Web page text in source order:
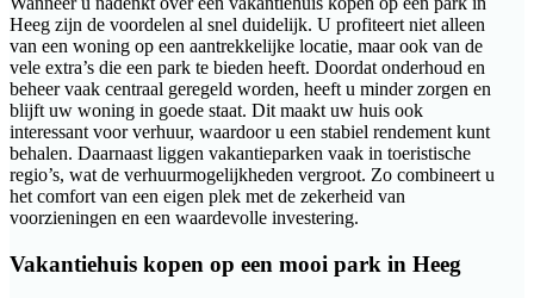
Heeg zijn de voordelen al snel duidelijk. U profiteert niet alleen
van een woning op een aantrekkelijke locatie, maar ook van de
vele extra’s die een park te bieden heeft. Doordat onderhoud en
beheer vaak centraal geregeld worden, heeft u minder zorgen en
blijft uw woning in goede staat. Dit maakt uw huis ook
interessant voor verhuur, waardoor u een stabiel rendement kunt
behalen. Daarnaast liggen vakantieparken vaak in toeristische
regio’s, wat de verhuurmogelijkheden vergroot. Zo combineert u
het comfort van een eigen plek met de zekerheid van
voorzieningen en een waardevolle investering.
Vakantiehuis kopen op een mooi park in Heeg